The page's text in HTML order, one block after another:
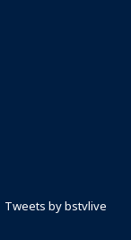
Tweets by bstvlive